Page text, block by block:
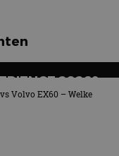
2026?
Volvo EX60 – Welke